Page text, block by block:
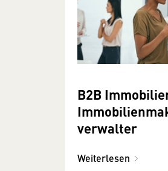
B2B
verwalter
Weiterlesen